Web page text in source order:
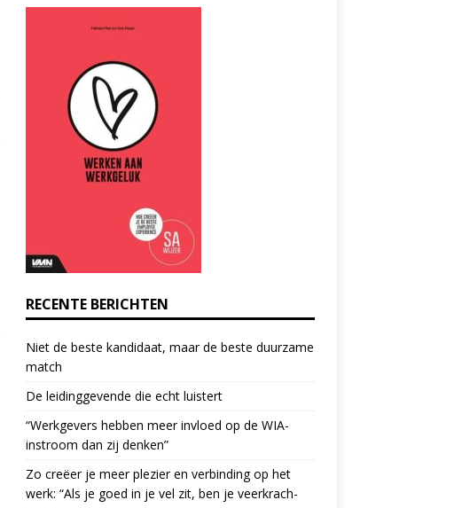
s
.
P
l
e
a
s
e
l
e
a
v
RECENTE BERICHTEN
Niet de beste kandidaat, maar de beste duurzame
match
De leidinggevende die echt luistert
“Werkgevers hebben meer invloed op de WIA-
instroom dan zij denken”
Zo creëer je meer plezier en verbinding op het
werk: “Als je goed in je vel zit, ben je veerkrach­